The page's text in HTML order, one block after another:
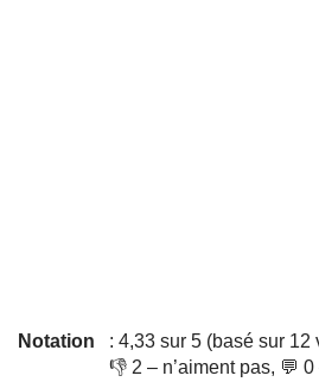
Notation
: 4,33 sur 5 (basé sur 12
👎 2 – n’aiment pas, 💬